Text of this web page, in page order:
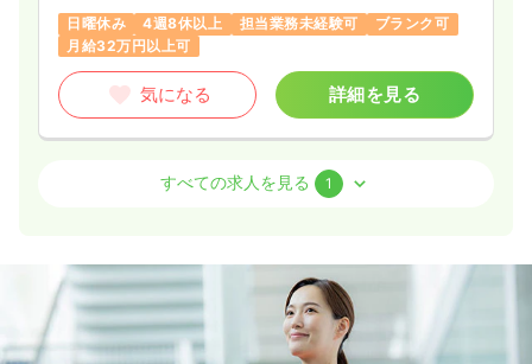
日曜休み
4週8休以上 担当業務未経験可
ブランク可
月給32万円以上可
気になる 詳細を見る
認定看護師
給与 30.5〜38.0 賞与30.0万円
※一例
9:00～18:00
日曜休み
4週8休以上 ブランク可 月給40万円以上可
すべての求人を見る 1